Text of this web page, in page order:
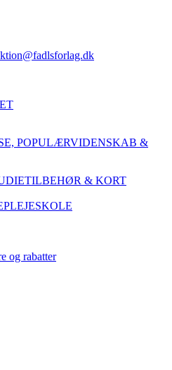
POPULÆRVIDENSKAB &
& KORT
og rabatter